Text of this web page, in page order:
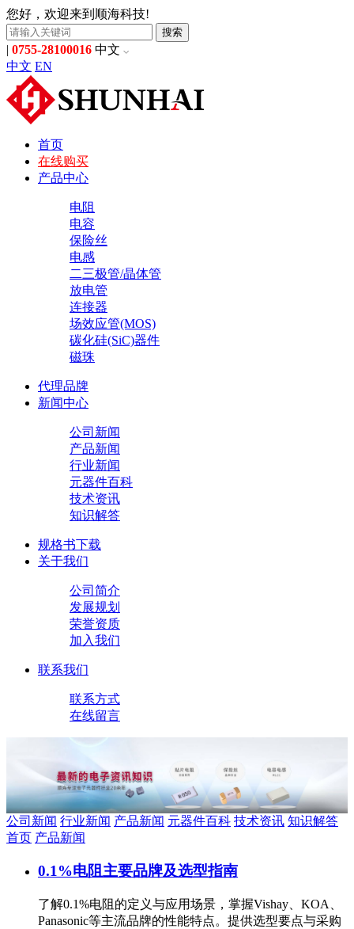
您好，欢迎来到顺海科技!
搜索
| 0755-28100016 中文
中文 EN
首页
在线购买
产品中心
电阻
电容
保险丝
电感
二三极管/晶体管
放电管
连接器
场效应管(MOS)
碳化硅(SiC)器件
磁珠
代理品牌
新闻中心
公司新闻
产品新闻
行业新闻
元器件百科
技术资讯
知识解答
规格书下载
关于我们
公司简介
发展规划
荣誉资质
加入我们
联系我们
联系方式
在线留言
公司新闻 行业新闻 产品新闻 元器件百科 技术资讯 知识解答
首页 产品新闻
0.1%电阻主要品牌及选型指南
了解0.1%电阻的定义与应用场景，掌握Vishay、KOA、
Panasonic等主流品牌的性能特点。提供选型要点与采购